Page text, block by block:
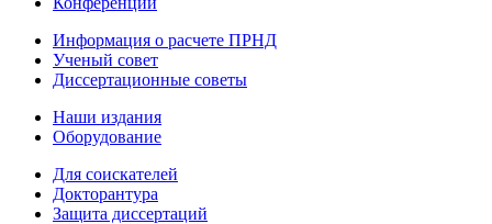
Информация о расчете ПРНД
Ученый совет
Диссертационные советы
Наши издания
Оборудование
Для соискателей
Докторантура
Защита диссертаций